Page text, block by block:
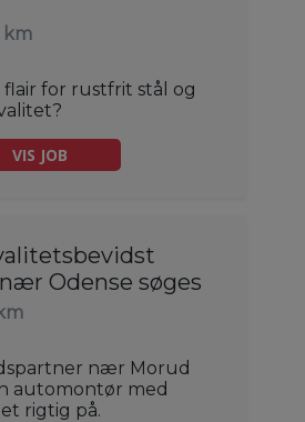
km
for rustfrit stål og
VIS JOB
Odense søges
nær Morud
automontør med
rigtig på.